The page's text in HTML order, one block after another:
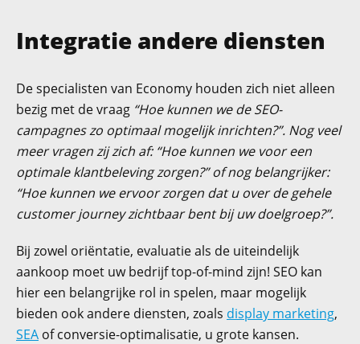
Integratie andere diensten
De specialisten van Economy houden zich niet alleen
bezig met de vraag “Hoe kunnen we de SEO-
campagnes zo optimaal mogelijk inrichten?”. Nog veel
meer vragen zij zich af: “Hoe kunnen we voor een
optimale klantbeleving zorgen?” of nog belangrijker:
“Hoe kunnen we ervoor zorgen dat u over de gehele
customer journey zichtbaar bent bij uw doelgroep?”.
Bij zowel oriëntatie, evaluatie als de uiteindelijk
aankoop moet uw bedrijf top-of-mind zijn! SEO kan
hier een belangrijke rol in spelen, maar mogelijk
bieden ook andere diensten, zoals display marketing,
SEA of conversie-optimalisatie, u grote kansen.